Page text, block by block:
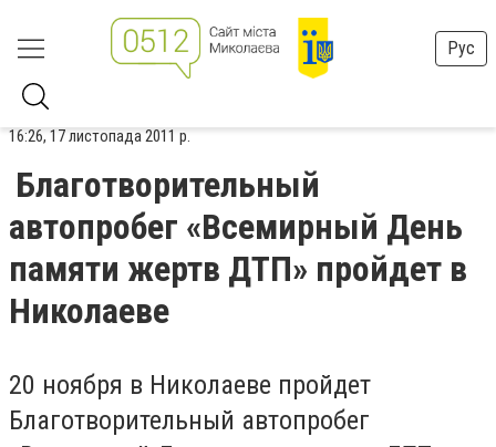
Рус
16:26, 17 листопада 2011 р.
Благотворительный
автопробег «Всемирный День
памяти жертв ДТП» пройдет в
Николаеве
20 ноября в Николаеве пройдет
Благотворительный автопробег